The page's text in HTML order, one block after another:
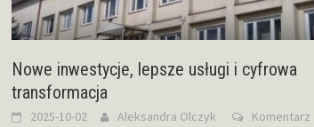
Nowe inwestycje, lepsze usługi i cyfrowa
transformacja
2025-10-02 Aleksandra Olczyk Komentarz